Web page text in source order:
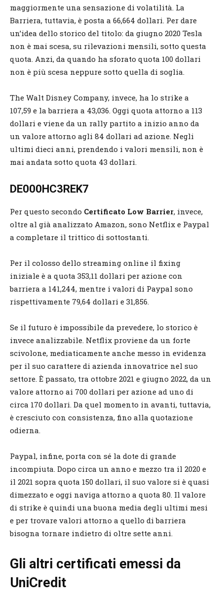
maggiormente una sensazione di volatilità. La
Barriera, tuttavia, è posta a 66,664 dollari. Per dare
un’idea dello storico del titolo: da giugno 2020 Tesla
non è mai scesa, su rilevazioni mensili, sotto questa
quota. Anzi, da quando ha sforato quota 100 dollari
non è più scesa neppure sotto quella di soglia.
The Walt Disney Company, invece, ha lo strike a
107,59 e la barriera a 43,036. Oggi quota attorno a 113
dollari e viene da un rally partito a inizio anno da
un valore attorno agli 84 dollari ad azione. Negli
ultimi dieci anni, prendendo i valori mensili, non è
mai andata sotto quota 43 dollari.
DE000HC3REK7
Per questo secondo Certificato Low Barrier, invece,
oltre al già analizzato Amazon, sono Netflix e Paypal
a completare il trittico di sottostanti.
Per il colosso dello streaming online il fixing
iniziale è a quota 353,11 dollari per azione con
barriera a 141,244, mentre i valori di Paypal sono
rispettivamente 79,64 dollari e 31,856.
Se il futuro è impossibile da prevedere, lo storico è
invece analizzabile. Netflix proviene da un forte
scivolone, mediaticamente anche messo in evidenza
per il suo carattere di azienda innovatrice nel suo
settore. È passato, tra ottobre 2021 e giugno 2022, da un
valore attorno ai 700 dollari per azione ad uno di
circa 170 dollari. Da quel momento in avanti, tuttavia,
è cresciuto con consistenza, fino alla quotazione
odierna.
Paypal, infine, porta con sé la dote di grande
incompiuta. Dopo circa un anno e mezzo tra il 2020 e
il 2021 sopra quota 150 dollari, il suo valore si è quasi
dimezzato e oggi naviga attorno a quota 80. Il valore
di strike è quindi una buona media degli ultimi mesi
e per trovare valori attorno a quello di barriera
bisogna tornare indietro di oltre sette anni.
Gli altri certificati emessi da
UniCredit